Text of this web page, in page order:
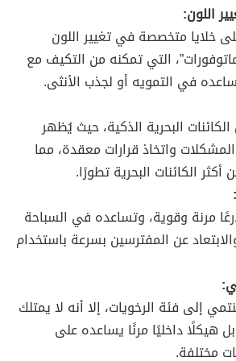
اللون:
خلايا متخصصة في تغيير اللون
التي تمكنه من التكيف مع
في التمويه أو لجذب الأنثى.
الكائنات البحرية الذكية، حيث يُظهر
واتخاذ قرارات معقدة، مما
الكائنات البحرية تطورًا.
مرنة وقوية، وتساعده في السباحة
عن المفترسين بسرعة باستخدام
إلى فئة الرخويات، إلا أنه لا يمتلك
هيكلًا داخليًا مرنًا يساعده على
مختلفة.